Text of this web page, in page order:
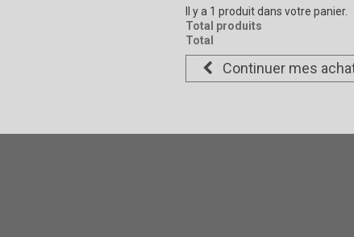
Il y a 1 produit dans votre panier.
Total produits
Total
Continuer mes